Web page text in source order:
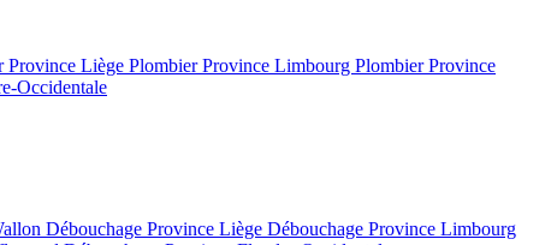
Province Liège Plombier Province Limbourg Plombier Province
Occidentale
Débouchage Province Liège Débouchage Province Limbourg